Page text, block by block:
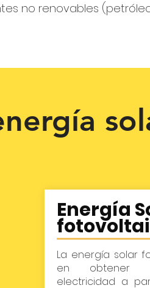
no renovables
Energía
La energía solar
en obtener
electricidad a